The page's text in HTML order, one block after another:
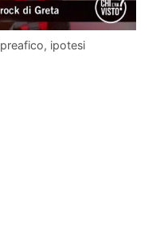
ipotesi